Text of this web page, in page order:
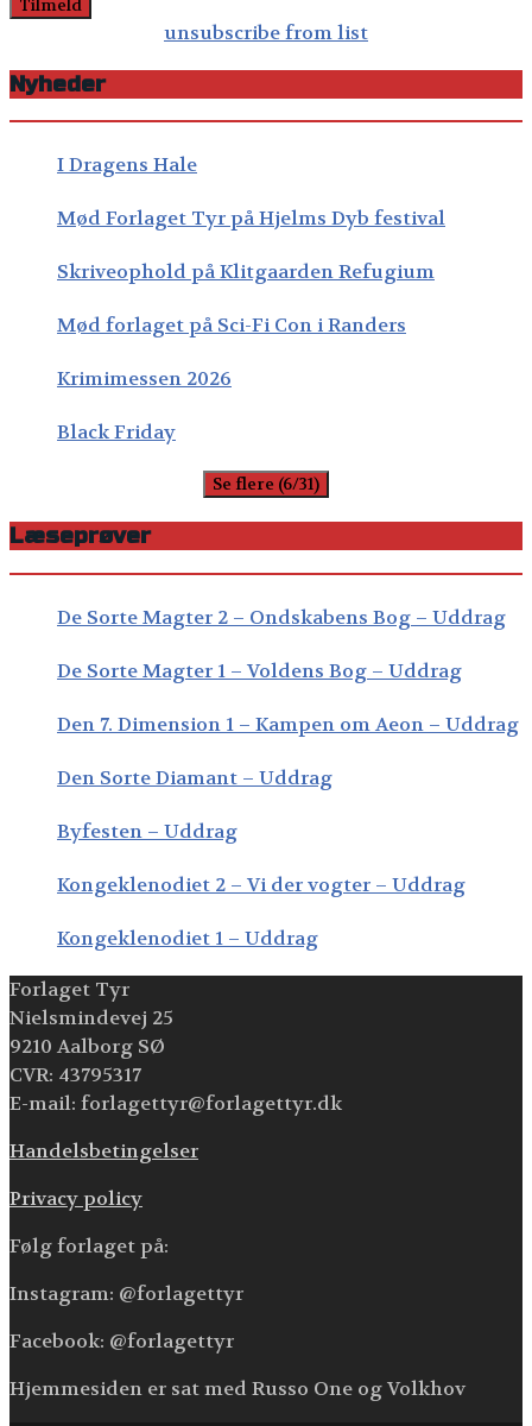
unsubscribe from list
Nyheder
I Dragens Hale
Mød Forlaget Tyr på Hjelms Dyb festival
Skriveophold på Klitgaarden Refugium
Mød forlaget på Sci-Fi Con i Randers
Krimimessen 2026
Black Friday
Se flere (6/31)
Læseprøver
De Sorte Magter 2 – Ondskabens Bog – Uddrag
De Sorte Magter 1 – Voldens Bog – Uddrag
Den 7. Dimension 1 – Kampen om Aeon – Uddrag
Den Sorte Diamant – Uddrag
Byfesten – Uddrag
Kongeklenodiet 2 – Vi der vogter – Uddrag
Kongeklenodiet 1 – Uddrag
Forlaget Tyr
Nielsmindevej 25
9210 Aalborg SØ
CVR: 43795317
E-mail: forlagettyr@forlagettyr.dk
Handelsbetingelser
Privacy policy
Følg forlaget på:
Instagram: @forlagettyr
Facebook: @forlagettyr
Hjemmesiden er sat med Russo One og Volkhov